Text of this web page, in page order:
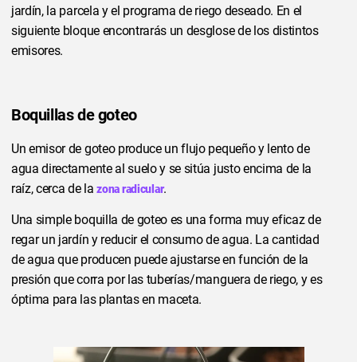
jardín, la parcela y el programa de riego deseado. En el
siguiente bloque encontrarás un desglose de los distintos
emisores.
Boquillas de goteo
Un emisor de goteo produce un flujo pequeño y lento de
agua directamente al suelo y se sitúa justo encima de la
raíz, cerca de lazona radicular.
Una simple boquilla de goteo es una forma muy eficaz de
regar un jardín y reducir el consumo de agua. La cantidad
de agua que producen puede ajustarse en función de la
presión que corra por las tuberías/manguera de riego, y es
óptima para las plantas en maceta.